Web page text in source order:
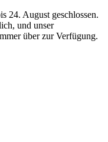
24. August geschlossen.
und unser
über zur Verfügung.